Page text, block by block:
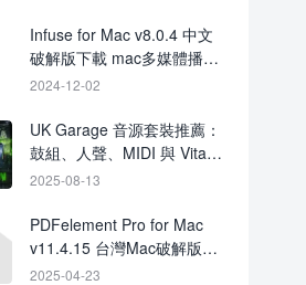
Infuse for Mac v8.0.4 中文
破解版下載 mac多媒體播放
器
2024-12-02
UK Garage 音源套裝推薦：
鼓組、人聲、MIDI 與 Vital
／Serum 預設
2025-08-13
PDFelement Pro for Mac
v11.4.15 台灣Mac破解版下
載 Crack
2025-04-23